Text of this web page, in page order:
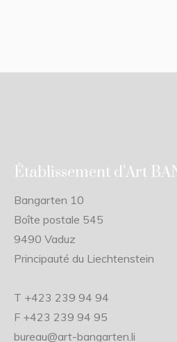
Établissement d’Art
Bangarten 10
Boîte postale 545
9490 Vaduz
Principauté du Liechtenstein
T +423 239 94 94
F +423 239 94 95
bureau@art-bangarten.li